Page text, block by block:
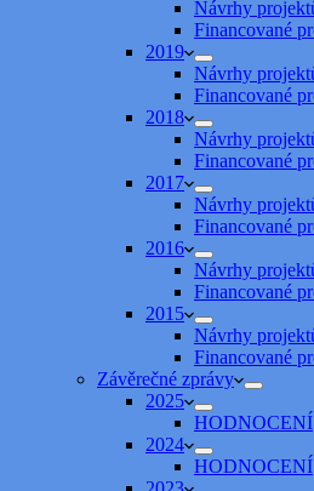
Návrhy
Financované
2019
Návrhy
Financované
2018
Návrhy
Financované
2017
Návrhy
Financované
2016
Návrhy
Financované
2015
Návrhy
Financované
Závěrečné zprávy
2025
HODNOCENÍ
2024
HODNOCENÍ